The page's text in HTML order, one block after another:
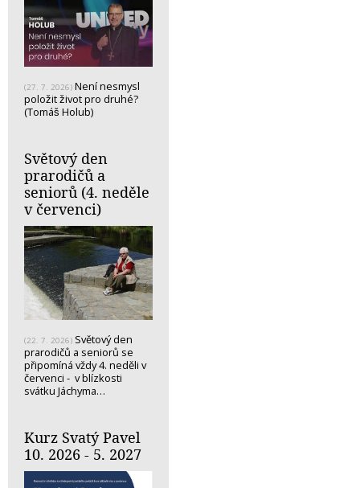
(27. 7. 2026) Není nesmysl
položit život pro druhé?
(Tomáš Holub)
Světový den
prarodičů a
seniorů (4. neděle
v červenci)
(22. 7. 2026) Světový den
prarodičů a seniorů se
připomíná vždy 4. neděli v
červenci - v blízkosti
svátku Jáchyma…
Kurz Svatý Pavel
10. 2026 - 5. 2027